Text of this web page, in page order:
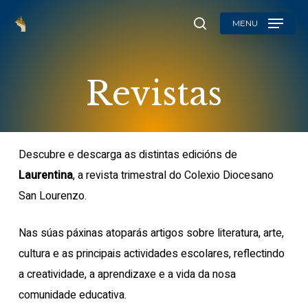
searchMENU
Revistas
Descubre e descarga as distintas edicións de
Laurentina, a revista trimestral do Colexio Diocesano
San Lourenzo.
Nas súas páxinas atoparás artigos sobre literatura, arte,
cultura e as principais actividades escolares, reflectindo
a creatividade, a aprendizaxe e a vida da nosa
comunidade educativa.